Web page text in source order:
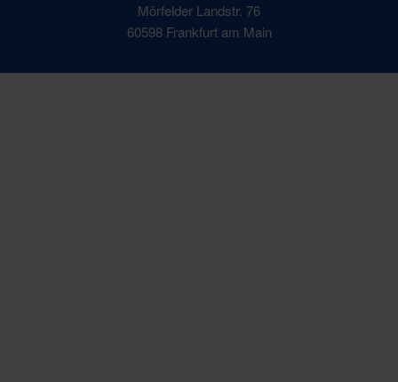
Mörfelder Landstr. 76
60598 Frankfurt am Main